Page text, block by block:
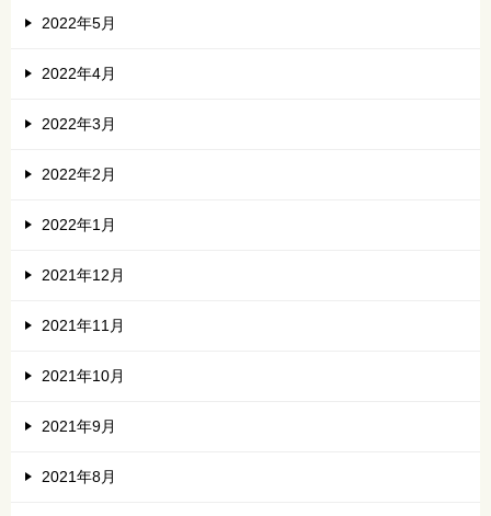
2022年5月
2022年4月
2022年3月
2022年2月
2022年1月
2021年12月
2021年11月
2021年10月
2021年9月
2021年8月